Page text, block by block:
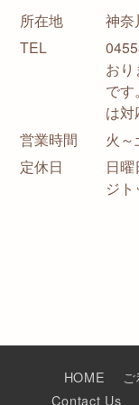
所在地
神奈
TEL
お
で
は対
営業時間
火
定休日
日
ジ
HOME
Contact Us